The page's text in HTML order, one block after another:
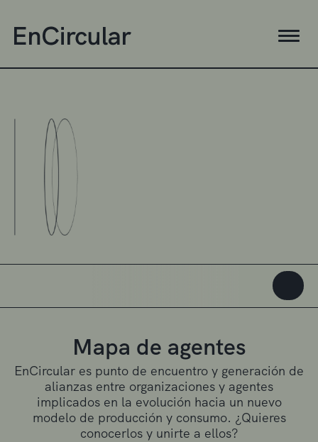
Mapa de agentes
EnCircular es punto de encuentro y generación de
alianzas entre organizaciones y agentes
implicados en la evolución hacia un nuevo
modelo de producción y consumo. ¿Quieres
conocerlos y unirte a ellos?